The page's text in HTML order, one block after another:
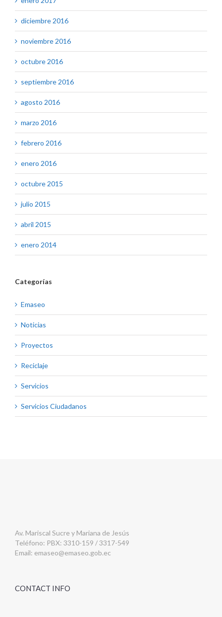
diciembre 2016
noviembre 2016
octubre 2016
septiembre 2016
agosto 2016
marzo 2016
febrero 2016
enero 2016
octubre 2015
julio 2015
abril 2015
enero 2014
Categorías
Emaseo
Noticias
Proyectos
Reciclaje
Servicios
Servicios Ciudadanos
Av. Mariscal Sucre y Mariana de Jesús
Teléfono: PBX: 3310-159 / 3317-549
Email: emaseo@emaseo.gob.ec
CONTACT INFO